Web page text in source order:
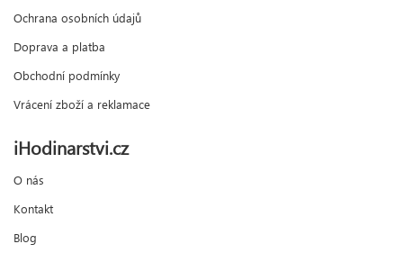
Ochrana osobních údajů
Doprava a platba
Obchodní podmínky
Vrácení zboží a reklamace
iHodinarstvi.cz
O nás
Kontakt
Blog